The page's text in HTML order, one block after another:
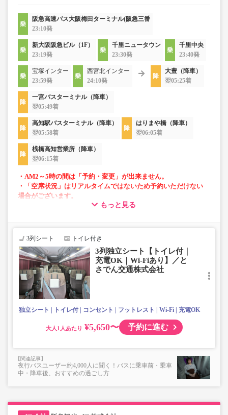
阪急高速バス大阪梅田ターミナル(阪急三番
23:10発
新大阪阪急ビル（1F）
23:19発
千里ニュータウン
23:30発
千里中央
23:40発
宝塚インター
23:59発
西宮北インター
24:10発
大豊（降車）
翌05:25着
一宮バスターミナル（降車）
翌05:49着
高知駅バスターミナル（降車）
翌05:58着
はりまや橋（降車）
翌06:05着
桟橋高知営業所（降車）
翌06:15着
・AM2～5時の間は「予約・変更」が出来ません。
・「空席状況」はリアルタイムではないため予約いただけない
場合がございます。
いません。
もっと見る
3列シート トイレ付き
3列独立シート【トイレ付｜
充電OK｜Wi-Fiあり】／と
さでん交通株式会社
独立シート トイレ付 コンセント フットレスト Wi-Fi 充電OK
大人 ¥5,650〜 予約に進む
夜行バスユーザー約4,000人に聞く！バスに乗車前・乗車
中・降車後、おすすめの過ごし方